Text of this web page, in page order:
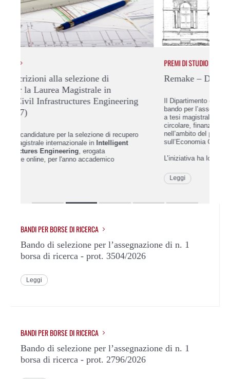
Remake – Dialoghi sull’Economia Circolare
Il Dipartimento di Ingegneria Industriale ha indetto un
bando per l’assegnazione di due premi di laurea destinati
a tesi magistrali dedicate al tema dell’economia
circolare, finanziati dalla Fondazione Cariverona
nell’ambito del progetto Remake – Dialoghi
sull’Economia Circolare.
L’iniziativa ha lo s
BANDI PER BORSE DI RICERCA
Bando di selezione per l’assegnazione di n. 1
borsa di ricerca - prot. 3504/2026
Leggi
BANDI PER BORSE DI RICERCA
Bando di selezione per l’assegnazione di n. 1
borsa di ricerca - prot. 2796/2026